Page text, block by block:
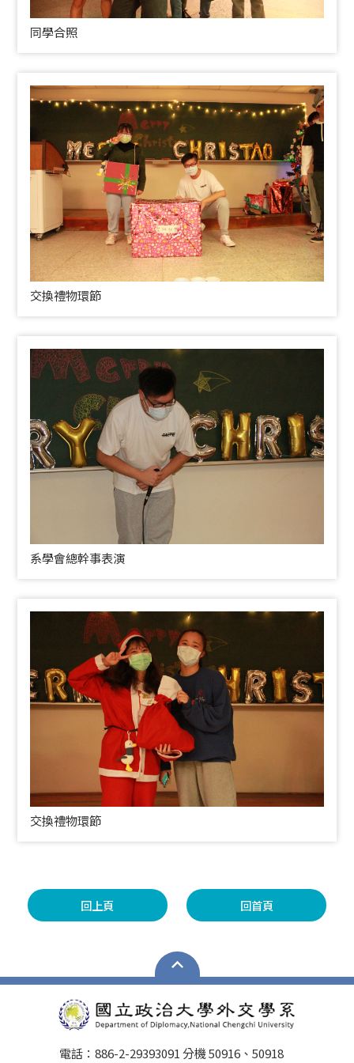
同學合照
交換禮物環節
系學會總幹事表演
交換禮物環節
回上頁 回首頁
電話：886-2-29393091 分機 50916、50918